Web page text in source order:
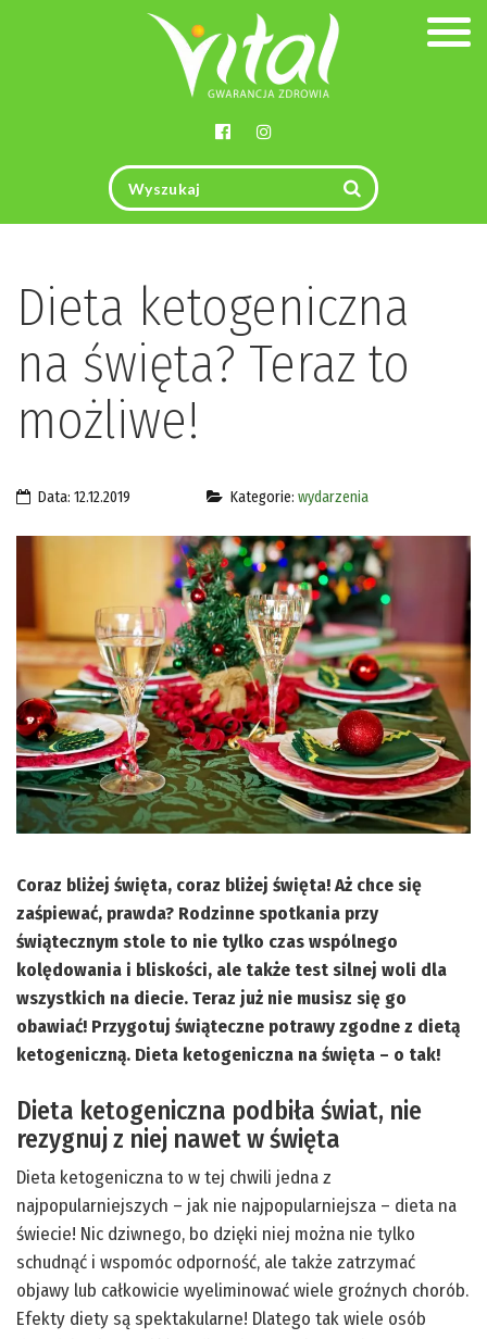
Dieta ketogeniczna
na święta? Teraz to
możliwe!
Data: 12.12.2019 Kategorie: wydarzenia
Coraz bliżej święta, coraz bliżej święta! Aż chce się
zaśpiewać, prawda? Rodzinne spotkania przy
świątecznym stole to nie tylko czas wspólnego
kolędowania i bliskości, ale także test silnej woli dla
wszystkich na diecie. Teraz już nie musisz się go
obawiać! Przygotuj świąteczne potrawy zgodne z dietą
ketogeniczną. Dieta ketogeniczna na święta – o tak!
Dieta ketogeniczna podbiła świat, nie
rezygnuj z niej nawet w święta
Dieta ketogeniczna to w tej chwili jedna z
najpopularniejszych – jak nie najpopularniejsza – dieta na
świecie! Nic dziwnego, bo dzięki niej można nie tylko
schudnąć i wspomóc odporność, ale także zatrzymać
objawy lub całkowicie wyeliminować wiele groźnych chorób.
Efekty diety są spektakularne! Dlatego tak wiele osób